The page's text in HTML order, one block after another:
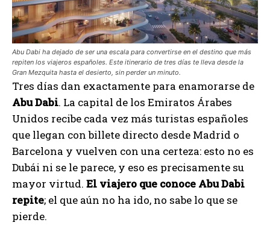
Abu Dabi ha dejado de ser una escala para convertirse en el destino que más
repiten los viajeros españoles. Este itinerario de tres días te lleva desde la
Gran Mezquita hasta el desierto, sin perder un minuto.
Tres días dan exactamente para enamorarse de
Abu Dabi. La capital de los Emiratos Árabes
Unidos recibe cada vez más turistas españoles
que llegan con billete directo desde Madrid o
Barcelona y vuelven con una certeza: esto no es
Dubái ni se le parece, y eso es precisamente su
mayor virtud. El viajero que conoce Abu Dabi
repite; el que aún no ha ido, no sabe lo que se
pierde.